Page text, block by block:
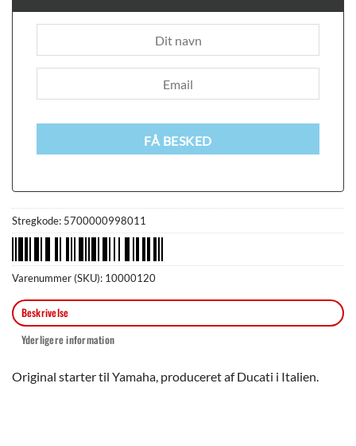
FÅ BESKED
Stregkode: 5700000998011
Varenummer (SKU): 10000120
Beskrivelse
Yderligere information
Original starter til Yamaha, produceret af Ducati i Italien.